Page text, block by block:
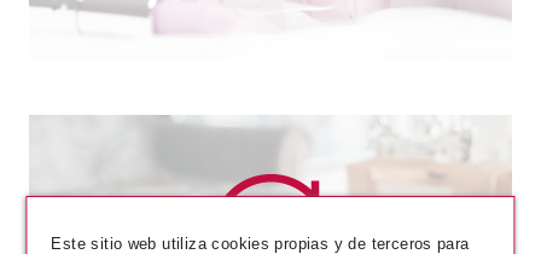
Este sitio web utiliza cookies propias y de terceros para